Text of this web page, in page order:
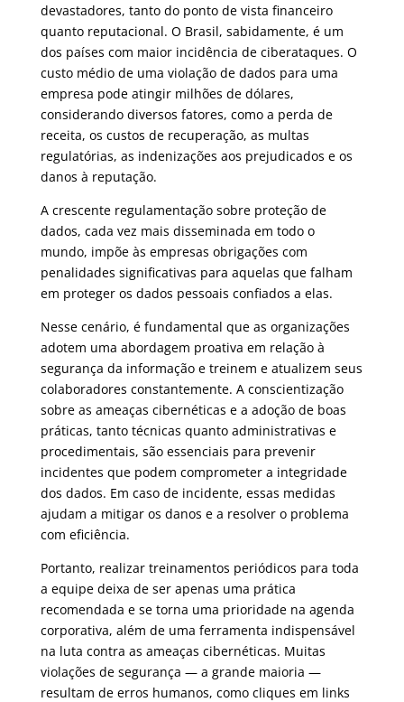
devastadores, tanto do ponto de vista financeiro
quanto reputacional. O Brasil, sabidamente, é um
dos países com maior incidência de ciberataques. O
custo médio de uma violação de dados para uma
empresa pode atingir milhões de dólares,
considerando diversos fatores, como a perda de
receita, os custos de recuperação, as multas
regulatórias, as indenizações aos prejudicados e os
danos à reputação.
A crescente regulamentação sobre proteção de
dados, cada vez mais disseminada em todo o
mundo, impõe às empresas obrigações com
penalidades significativas para aquelas que falham
em proteger os dados pessoais confiados a elas.
Nesse cenário, é fundamental que as organizações
adotem uma abordagem proativa em relação à
segurança da informação e treinem e atualizem seus
colaboradores constantemente. A conscientização
sobre as ameaças cibernéticas e a adoção de boas
práticas, tanto técnicas quanto administrativas e
procedimentais, são essenciais para prevenir
incidentes que podem comprometer a integridade
dos dados. Em caso de incidente, essas medidas
ajudam a mitigar os danos e a resolver o problema
com eficiência.
Portanto, realizar treinamentos periódicos para toda
a equipe deixa de ser apenas uma prática
recomendada e se torna uma prioridade na agenda
corporativa, além de uma ferramenta indispensável
na luta contra as ameaças cibernéticas. Muitas
violações de segurança — a grande maioria —
resultam de erros humanos, como cliques em links